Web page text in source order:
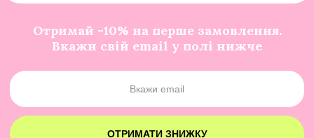
Отримай -10% на перше замовлення.
Вкажи свій email у полі нижче
ОТРИМАТИ ЗНИЖКУ